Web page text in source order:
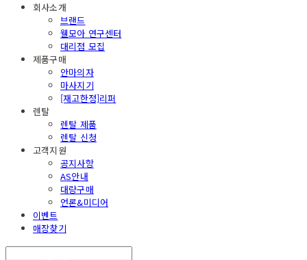
회사소개
브랜드
웰모아 연구센터
대리점 모집
제품구매
안마의자
마사지기
[재고한정]리퍼
렌탈
렌탈 제품
렌탈 신청
고객지원
공지사항
AS안내
대량구매
언론&미디어
이벤트
매장찾기